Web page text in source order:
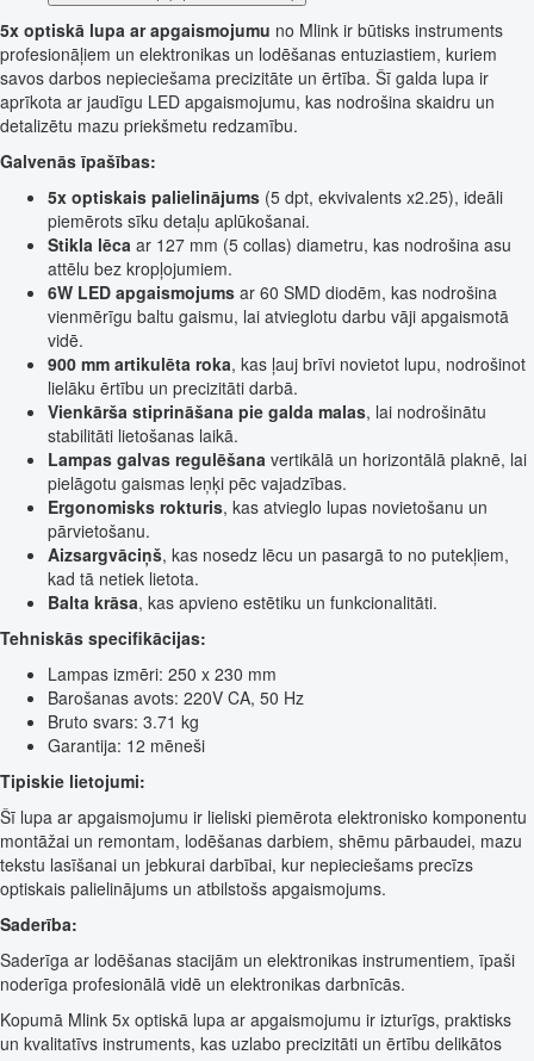
5x optiskā lupa ar apgaismojumu no Mlink ir būtisks instruments
profesionāļiem un elektronikas un lodēšanas entuziastiem, kuriem
savos darbos nepieciešama precizitāte un ērtība. Šī galda lupa ir
aprīkota ar jaudīgu LED apgaismojumu, kas nodrošina skaidru un
detalizētu mazu priekšmetu redzamību.
Galvenās īpašības:
5x optiskais palielinājums (5 dpt, ekvivalents x2.25), ideāli
piemērots sīku detaļu aplūkošanai.
Stikla lēca ar 127 mm (5 collas) diametru, kas nodrošina asu
attēlu bez kropļojumiem.
6W LED apgaismojums ar 60 SMD diodēm, kas nodrošina
vienmērīgu baltu gaismu, lai atvieglotu darbu vāji apgaismotā
vidē.
900 mm artikulēta roka, kas ļauj brīvi novietot lupu, nodrošinot
lielāku ērtību un precizitāti darbā.
Vienkārša stiprināšana pie galda malas, lai nodrošinātu
stabilitāti lietošanas laikā.
Lampas galvas regulēšana vertikālā un horizontālā plaknē, lai
pielāgotu gaismas leņķi pēc vajadzības.
Ergonomisks rokturis, kas atvieglo lupas novietošanu un
pārvietošanu.
Aizsargvāciņš, kas nosedz lēcu un pasargā to no putekļiem,
kad tā netiek lietota.
Balta krāsa, kas apvieno estētiku un funkcionalitāti.
Tehniskās specifikācijas:
Lampas izmēri: 250 x 230 mm
Barošanas avots: 220V CA, 50 Hz
Bruto svars: 3.71 kg
Garantija: 12 mēneši
Tipiskie lietojumi:
Šī lupa ar apgaismojumu ir lieliski piemērota elektronisko komponentu
montāžai un remontam, lodēšanas darbiem, shēmu pārbaudei, mazu
tekstu lasīšanai un jebkurai darbībai, kur nepieciešams precīzs
optiskais palielinājums un atbilstošs apgaismojums.
Saderība:
Saderīga ar lodēšanas stacijām un elektronikas instrumentiem, īpaši
noderīga profesionālā vidē un elektronikas darbnīcās.
Kopumā Mlink 5x optiskā lupa ar apgaismojumu ir izturīgs, praktisks
un kvalitatīvs instruments, kas uzlabo precizitāti un ērtību delikātos